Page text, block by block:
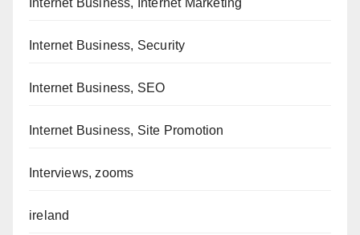
Internet Business, Internet Marketing
Internet Business, Security
Internet Business, SEO
Internet Business, Site Promotion
Interviews, zooms
ireland